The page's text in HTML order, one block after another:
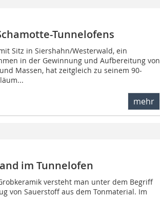
Tunnelofens
Sitz in Siershahn/Westerwald, ein
in der Gewinnung und Aufbereitung von
Massen, hat zeitgleich zu seinem 90-
mehr
im Tunnelofen
versteht man unter dem Begriff
von Sauerstoff aus dem Tonmaterial. Im